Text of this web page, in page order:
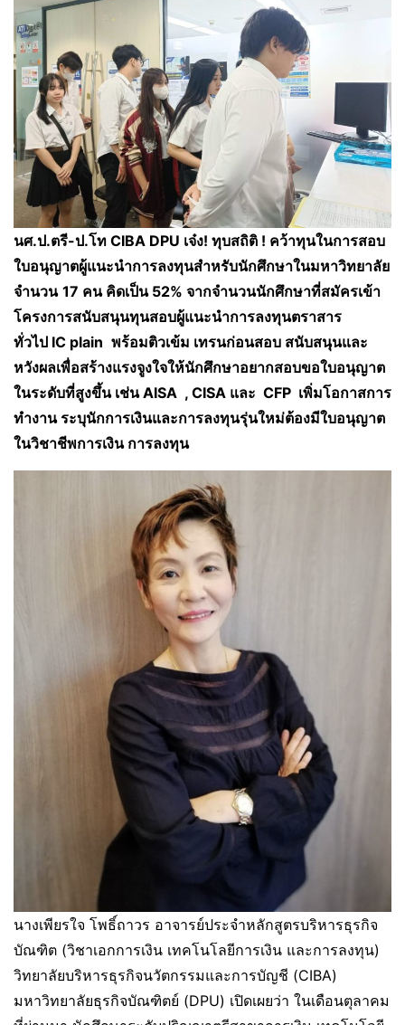
นศ.ป.ตรี-ป.โท CIBA DPU เจ๋ง! ทุบสถิติ ! คว้าทุนในการสอบ
ใบอนุญาตผู้แนะนำการลงทุนสำหรับนักศึกษาในมหาวิทยาลัย
จำนวน 17 คน คิดเป็น 52% จากจำนวนนักศึกษาที่สมัครเข้า
โครงการสนับสนุนทุนสอบผู้แนะนำการลงทุนตราสาร
ทั่วไป IC plain พร้อมติวเข้ม เทรนก่อนสอบ สนับสนุนและ
หวังผลเพื่อสร้างแรงจูงใจให้นักศึกษาอยากสอบขอใบอนุญาต
ในระดับที่สูงขึ้น เช่นAISA , CISA และ CFP เพิ่มโอกาสการ
ทำงาน ระบุนักการเงินและการลงทุนรุ่นใหม่ต้องมีใบอนุญาต
ในวิชาชีพการเงิน การลงทุน
นางเพียรใจ โพธิ์ถาวร อาจารย์ประจำหลักสูตรบริหารธุรกิจ
บัณฑิต (วิชาเอกการเงิน เทคโนโลยีการเงิน และการลงทุน)
วิทยาลัยบริหารธุรกิจนวัตกรรมและการบัญชี (CIBA)
มหาวิทยาลัยธุรกิจบัณฑิตย์ (DPU) เปิดเผยว่า ในเดือนตุลาคม